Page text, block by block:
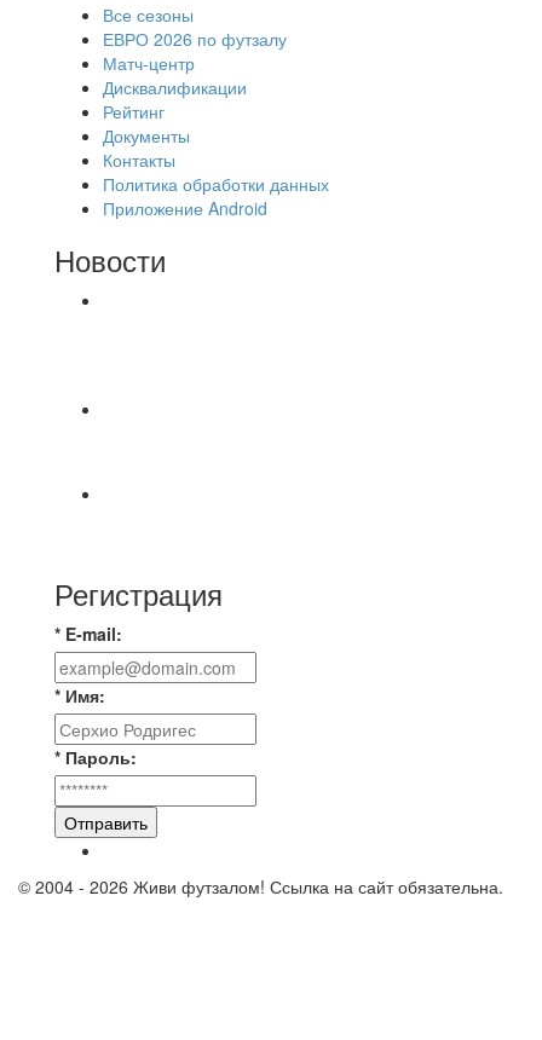
Все сезоны
ЕВРО 2026 по футзалу
Матч-центр
Дисквалификации
Рейтинг
Документы
Контакты
Политика обработки данных
Приложение Android
Новости
Регистрация
* E-mail:
* Имя:
* Пароль:
Отправить
© 2004 - 2026 Живи футзалом! Ссылка на сайт обязательна.